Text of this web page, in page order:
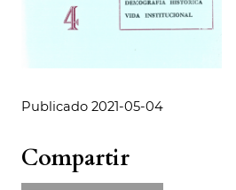
Publicado 2021-05-04
Compartir